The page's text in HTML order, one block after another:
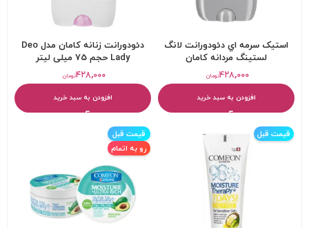
استيک سرمه اي دئودورانت لانگ
لستينگ مردانه کامان
تومان۴۲۸,۰۰۰
افزودن به سبد خرید
دئودورانت زنانه کامان مدل Deo
Lady حجم 75 میلی لیتر
تومان۴۲۸,۰۰۰
افزودن به سبد خرید
قیمت قبل
قیمت قبل
رو به اتمام